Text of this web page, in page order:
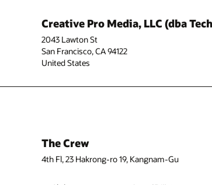
Creative Pro Media, LLC (dba
2043 Lawton St
San Francisco, CA 94122
United States
The Crew
4th Fl, 23 Hakrong-ro 19, Kangnam-Gu